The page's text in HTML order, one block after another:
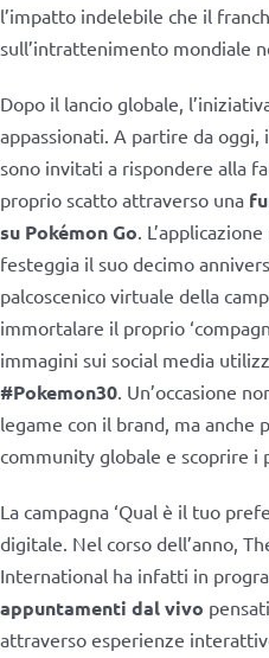
l’impatto indelebile che il
sull’intrattenimento mondiale
Dopo il lancio globale,
appassionati. A partire da
sono invitati a rispondere alla
proprio scatto attraverso una
su Pokémon Go.
festeggia il suo decimo
palcoscenico virtuale della
immortalare il proprio
immagini sui social media
#Pokemon30. Un’occasione
legame con il brand, ma anche
community globale e scoprire
La campagna ‘Qual è il tuo
digitale. Nel corso dell’anno,
International ha infatti in
appuntamenti dal vivo
attraverso esperienze